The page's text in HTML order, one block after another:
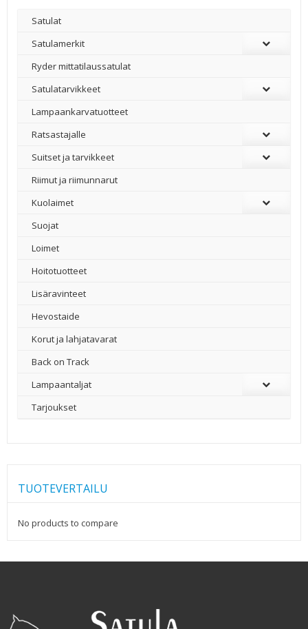
Satulat
Satulamerkit
Ryder mittatilaussatulat
Satulatarvikkeet
–
Lampaankarvatuotteet
Ratsastajalle
Suitset ja tarvikkeet
Riimut ja riimunnarut
Kuolaimet
Suojat
Loimet
Hoitotuotteet
Lisäravinteet
Hevostaide
Korut ja lahjatavarat
Back on Track
Lampaantaljat
Tarjoukset
TUOTEVERTAILU
No products to compare